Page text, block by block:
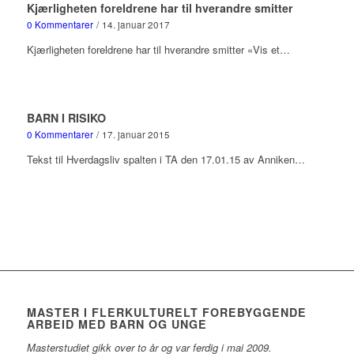
Kjærligheten foreldrene har til hverandre smitter
0 Kommentarer / 14. januar 2017
Kjærligheten foreldrene har til hverandre smitter «Vis et…
BARN I RISIKO
0 Kommentarer / 17. januar 2015
Tekst til Hverdagsliv spalten i TA den 17.01.15 av Anniken…
MASTER I FLERKULTURELT FOREBYGGENDE
ARBEID MED BARN OG UNGE
Masterstudiet gikk over to år og var ferdig i mai 2009.